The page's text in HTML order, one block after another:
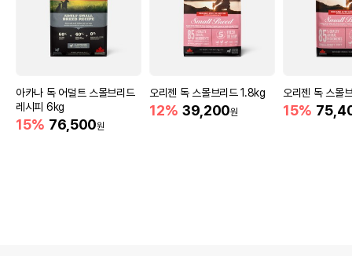
아카나 독 어덜트 스몰브리드
레시피 6kg
15% 76,500원
오리젠 독 스몰브리드 1.8kg
12% 39,200원
오리젠 독 스몰
15%